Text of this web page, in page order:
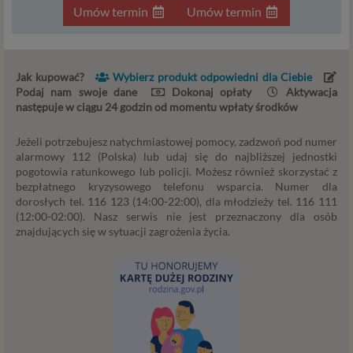
Umów termin Umów termin
Jak kupować?
Wybierz produkt odpowiedni dla Ciebie
Podaj nam swoje dane
Dokonaj opłaty
Aktywacja
następuje w ciągu 24 godzin od momentu wpłaty środków
Jeżeli potrzebujesz natychmiastowej pomocy, zadzwoń pod numer
alarmowy 112 (Polska) lub udaj się do najbliższej jednostki
pogotowia ratunkowego lub policji. Możesz również skorzystać z
bezpłatnego kryzysowego telefonu wsparcia. Numer dla
dorosłych tel. 116 123 (14:00-22:00), dla młodzieży tel. 116 111
(12:00-02:00). Nasz serwis nie jest przeznaczony dla osób
znajdujących się w sytuacji zagrożenia życia.
interesujące Cię oferty reklamowe (np. produktu lub
usługi, których możesz potrzebować) reklamodawcy
zgody jest całkowicie dobrowolne, i jeśli nie chcesz,
nie musisz jej udzielać. Dzięki naszemu rozwiązaniu
masz również możliwość ograniczenia zakresu lub
Twoje dane, w ramach naszych usług, przetwarzane będą
wyłącznie w przypadku posiadania przez nas lub inny
podmiot przetwarzający dane jednej z dopuszczonych
przez RODO podstaw prawnych i wyłącznie w celu
dostosowanym do danej podstawy, zgodnie z opisem
powyżej. Twoje dane przetwarzane będą do czasu
przypadku udzielenia zgody do momentu jej cofnięcia,
ograniczenia lub innych działań z Twojej strony
ograniczających tę zgodę, w przypadku niezbędności
danych do wykonania umowy – przez czas jej
wykonywania, a w przypadku, gdy podstawą